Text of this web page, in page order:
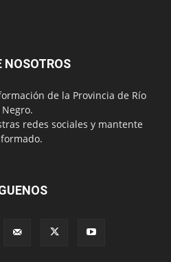
NOSOTROS
de la Provincia de Río
Negro.
redes sociales y mantente